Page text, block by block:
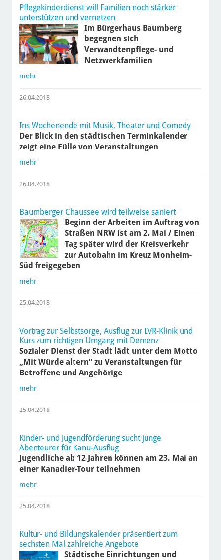
Pflegekinderdienst will Familien noch stärker
unterstützen und vernetzen
Im Bürgerhaus Baumberg
begegnen sich
Verwandtenpflege- und
Netzwerkfamilien
mehr
26.04.2018
Ins Wochenende mit Musik, Theater und Comedy
Der Blick in den städtischen Terminkalender
zeigt eine Fülle von Veranstaltungen
mehr
26.04.2018
Baumberger Chaussee wird teilweise saniert
Beginn der Arbeiten im Auftrag von
Straßen NRW ist am 2. Mai / Einen
Tag später wird der Kreisverkehr
zur Autobahn im Kreuz Monheim-
Süd freigegeben
mehr
25.04.2018
Vortrag zur Selbstsorge, Ausflug zur LVR-Klinik und
Kurs zum richtigen Umgang mit Demenz
Sozialer Dienst der Stadt lädt unter dem Motto
„Mit Würde altern“ zu Veranstaltungen für
Betroffene und Angehörige
mehr
25.04.2018
Kinder- und Jugendförderung sucht junge
Abenteurer für Kanu-Ausflug
Jugendliche ab 12 Jahren können am 23. Mai an
einer Kanadier-Tour teilnehmen
mehr
25.04.2018
Kultur- und Bildungskalender präsentiert zum
sechsten Mal zahlreiche Angebote
Städtische Einrichtungen und